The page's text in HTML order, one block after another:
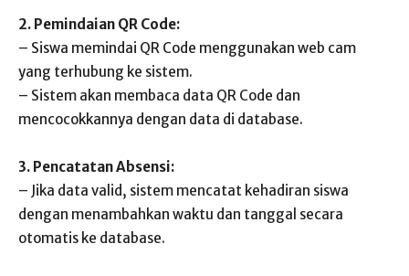
2. Pemindaian QR Code:
– Siswa memindai QR Code menggunakan web cam
yang terhubung ke sistem.
– Sistem akan membaca data QR Code dan
mencocokkannya dengan data di database.
3. Pencatatan Absensi:
– Jika data valid, sistem mencatat kehadiran siswa
dengan menambahkan waktu dan tanggal secara
otomatis ke database.